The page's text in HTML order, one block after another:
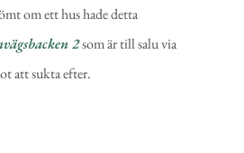
om ett hus hade detta
2som är till salu via
att sukta efter.